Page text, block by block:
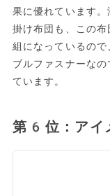
果に優れています
掛け布団も、この
組になっているの
ブルファスナーな
ています。
第6位：アイ